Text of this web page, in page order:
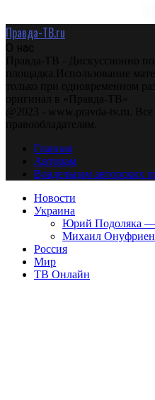
Правда-ТВ.ru
О нас
Правда-ТВ - Дискуссионно
площадка.Использование
только при одновременном
оригинал в «Правда-ТВ»
@2023 - www.pravda-tv.ru.
правообладателям.
Главная
Авторам
Владельцам авторских
Новости
Украина
Юрий Подоляка
Михаил
Россия
Мир
ТВ Онлайн